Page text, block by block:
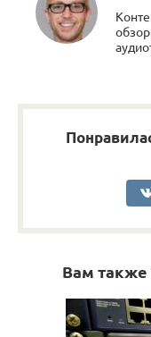
Вам также